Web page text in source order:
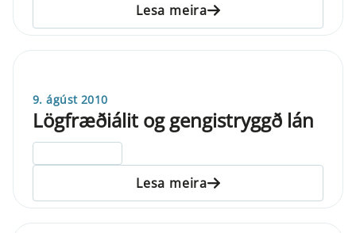
Lesa meira
9. ágúst 2010
Lögfræðiálit og gengistryggð lán
Lesa meira